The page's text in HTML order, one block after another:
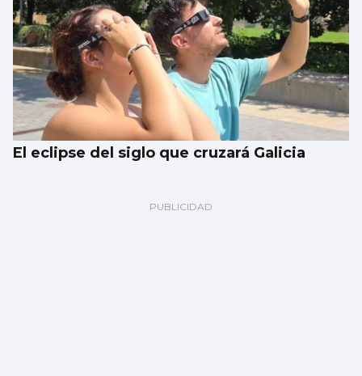
El eclipse del siglo que cruzará Galicia